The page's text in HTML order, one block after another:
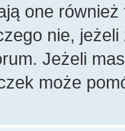
one
nie,
Jeżeli
może